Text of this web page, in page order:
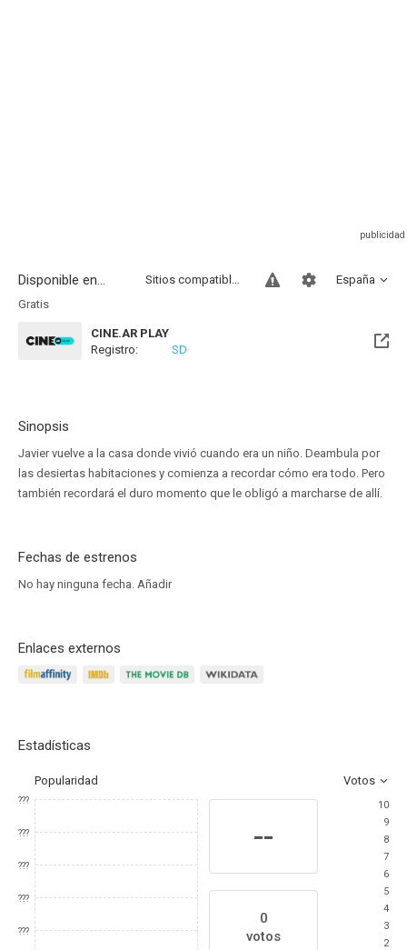
Disponible en... España
Sitios compatibles
Gratis
CINE.AR PLAY
Registro:
SD
Sinopsis
Javier vuelve a la casa donde vivió cuando era un niño. Deambula por
las desiertas habitaciones y comienza a recordar cómo era todo. Pero
también recordará el duro momento que le obligó a marcharse de allí.
Fechas de estrenos
No hay ninguna fecha. Añadir
Enlaces externos
Estadísticas
Popularidad Votos
???
???
???
???
???
--
0
votos
10
9
8
7
6
5
4
3
2